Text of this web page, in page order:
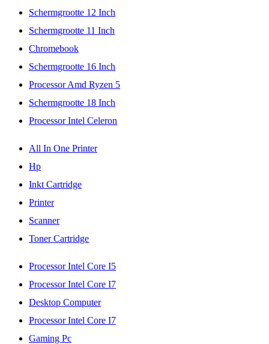
Schermgrootte 12 Inch
Schermgrootte 11 Inch
Chromebook
Schermgrootte 16 Inch
Processor Amd Ryzen 5
Schermgrootte 18 Inch
Processor Intel Celeron
All In One Printer
Hp
Inkt Cartridge
Printer
Scanner
Toner Cartridge
Processor Intel Core I5
Processor Intel Core I7
Desktop Computer
Processor Intel Core I7
Gaming Pc